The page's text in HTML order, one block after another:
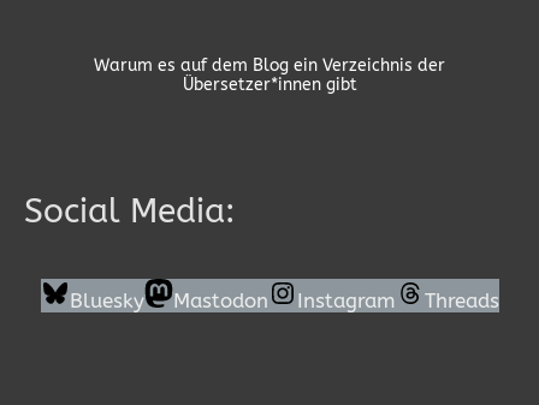
Warum es auf dem Blog ein Verzeichnis der
Übersetzer*innen gibt
Social Media:
Bluesky Mastodon Instagram Threads